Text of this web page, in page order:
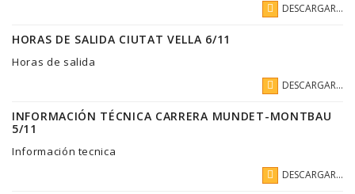
DESCARGAR...
HORAS DE SALIDA CIUTAT VELLA 6/11
Horas de salida
DESCARGAR...
INFORMACIÓN TÉCNICA CARRERA MUNDET-MONTBAU
5/11
Información tecnica
DESCARGAR...